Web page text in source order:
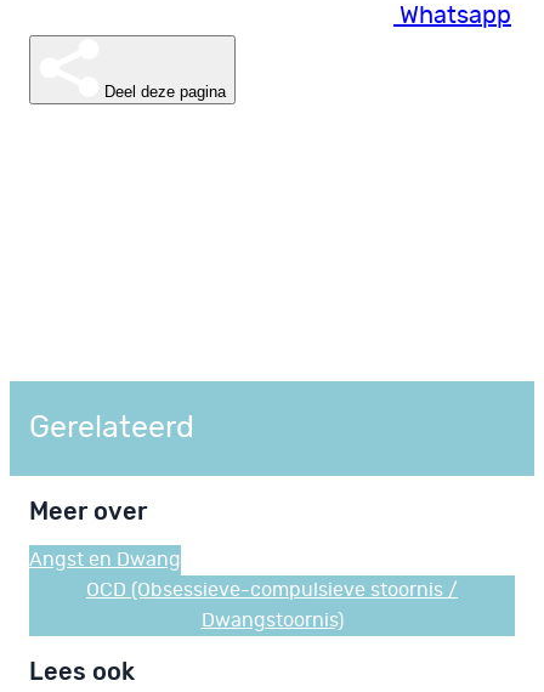
Whatsapp
Deel deze pagina
Gerelateerd
Meer over
Angst en Dwang
OCD (Obsessieve-compulsieve stoornis /
Dwangstoornis)
Lees ook